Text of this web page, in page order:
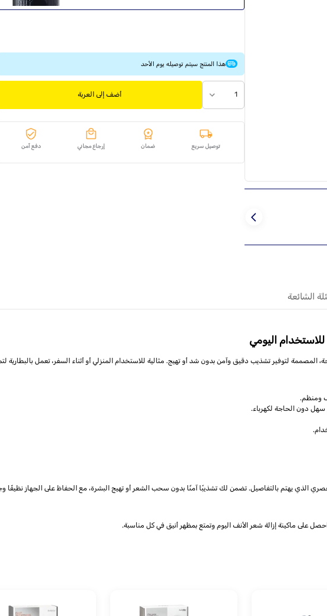
هذا المنتج سيتم توصيله يوم الأحد
1 أضف إلى العربة
توصيل سريع ضمان إرجاع مجاني دفع آمن
الشائعة
اليومي
لتوفير تشذيب دقيق وآمن بدون شد أو تهيج. مثالية للاستخدام المنزلي أو أثناء السفر، تعمل
ومنظم.
الذي يهتم بالتفاصيل. تضمن لك تشذيبًا آمنًا بدون سحب الشعر أو تهيج البشرة، مع الحفاظ على الجهاز
على ماكينة إزالة شعر الأنف اليوم وتمتع بمظهر أنيق في كل مناسبة.